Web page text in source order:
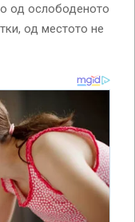
од ослободеното
од местото не